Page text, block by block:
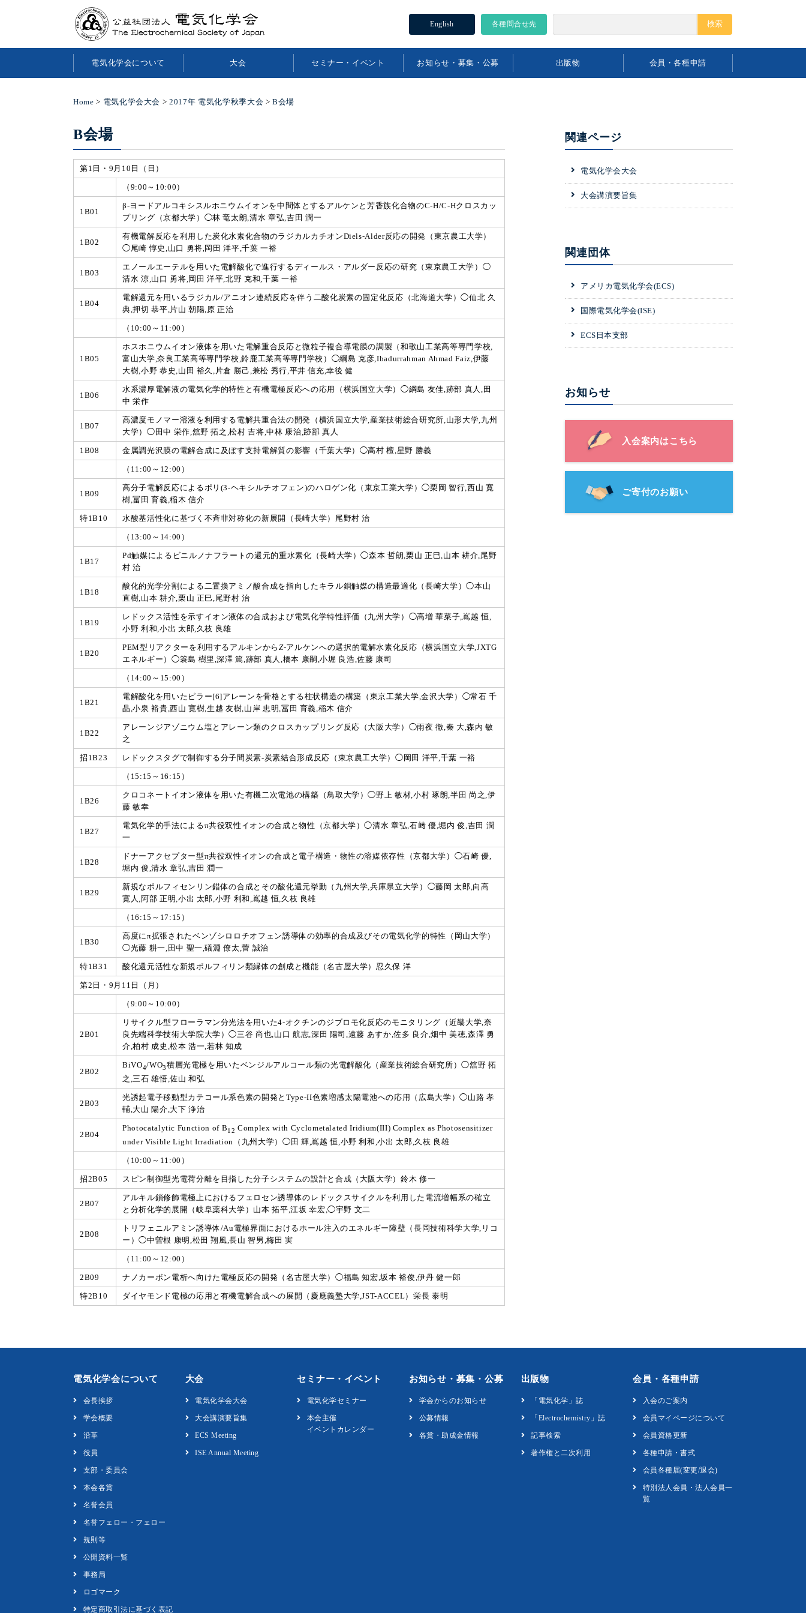
English 各種問合せ先
電気化学会について 大会 セミナー・イベント お知らせ・募集・公募 出版物 会員・各種申請
Home > 電気化学会大会 >2017年 電気化学秋季大会 >B会場
B会場
第1日・9月10日（日）
（9:00～10:00）
1B01
β-ヨードアルコキシスルホニウムイオンを中間体とするアルケンと芳香族化合物のC-H/C-Hクロスカッ
プリング（京都大学）◯林 竜太朗,清水 章弘,吉田 潤一
1B02
有機電解反応を利用した炭化水素化合物のラジカルカチオンDiels-Alder反応の開発（東京農工大学）
◯尾崎 惇史,山口 勇将,岡田 洋平,千葉 一裕
1B03
エノールエーテルを用いた電解酸化で進行するディールス・アルダー反応の研究（東京農工大学）◯
清水 涼,山口 勇将,岡田 洋平,北野 克和,千葉 一裕
1B04
電解還元を用いるラジカル/アニオン連続反応を伴う二酸化炭素の固定化反応（北海道大学）◯仙北 久
典,押切 恭平,片山 朝陽,原 正治
（10:00～11:00）
1B05
ホスホニウムイオン液体を用いた電解重合反応と微粒子複合導電膜の調製（和歌山工業高等専門学校,
富山大学,奈良工業高等専門学校,鈴鹿工業高等専門学校）◯綱島 克彦,Ibadurrahman Ahmad Faiz,伊藤
大樹,小野 恭史,山田 裕久,片倉 勝己,兼松 秀行,平井 信充,幸後 健
1B06
水系濃厚電解液の電気化学的特性と有機電極反応への応用（横浜国立大学）◯綱島 友佳,跡部 真人,田
中 栄作
1B07
高濃度モノマー溶液を利用する電解共重合法の開発（横浜国立大学,産業技術総合研究所,山形大学,九州
大学）◯田中 栄作,舘野 拓之,松村 吉将,中林 康治,跡部 真人
1B08 金属調光沢膜の電解合成に及ぼす支持電解質の影響（千葉大学）◯高村 檀,星野 勝義
（11:00～12:00）
1B09
高分子電解反応によるポリ(3-ヘキシルチオフェン)のハロゲン化（東京工業大学）◯栗岡 智行,西山 寛
樹,冨田 育義,稲木 信介
特1B10 水酸基活性化に基づく不斉非対称化の新展開（長崎大学）尾野村 治
（13:00～14:00）
1B17
Pd触媒によるビニルノナフラートの還元的重水素化（長崎大学）◯森本 哲朗,栗山 正巳,山本 耕介,尾野
村 治
1B18
酸化的光学分割による二置換アミノ酸合成を指向したキラル銅触媒の構造最適化（長崎大学）◯本山
直樹,山本 耕介,栗山 正巳,尾野村 治
1B19
レドックス活性を示すイオン液体の合成および電気化学特性評価（九州大学）◯高増 華菜子,嶌越 恒,
小野 利和,小出 太郎,久枝 良雄
1B20
PEM型リアクターを利用するアルキンから Z-アルケンへの選択的電解水素化反応（横浜国立大学,JXTG
エネルギー）◯簑島 樹里,深澤 篤,跡部 真人,橋本 康嗣,小堀 良浩,佐藤 康司
（14:00～15:00）
1B21
電解酸化を用いたピラー[6]アレーンを骨格とする柱状構造の構築（東京工業大学,金沢大学）◯常石 千
晶,小泉 裕貴,西山 寛樹,生越 友樹,山岸 忠明,冨田 育義,稲木 信介
1B22
アレーンジアゾニウム塩とアレーン類のクロスカップリング反応（大阪大学）◯雨夜 徹,秦 大,森内 敏
之
招1B23 レドックスタグで制御する分子間炭素-炭素結合形成反応（東京農工大学）◯岡田 洋平,千葉 一裕
（15:15～16:15）
1B26
クロコネートイオン液体を用いた有機二次電池の構築（鳥取大学）◯野上 敏材,小村 琢朗,半田 尚之,伊
藤 敏幸
1B27
電気化学的手法によるπ共役双性イオンの合成と物性（京都大学）◯清水 章弘,石﨑 優,堀内 俊,吉田 潤
一
1B28
ドナーアクセプター型π共役双性イオンの合成と電子構造・物性の溶媒依存性（京都大学）◯石崎 優,
堀内 俊,清水 章弘,吉田 潤一
1B29
新規なポルフィセンリン錯体の合成とその酸化還元挙動（九州大学,兵庫県立大学）◯藤岡 太郎,向高
寛人,阿部 正明,小出 太郎,小野 利和,嶌越 恒,久枝 良雄
（16:15～17:15）
1B30
高度にπ拡張されたベンゾシロロチオフェン誘導体の効率的合成及びその電気化学的特性（岡山大学）
◯光藤 耕一,田中 聖一,礒淵 僚太,菅 誠治
特1B31 酸化還元活性な新規ポルフィリン類縁体の創成と機能（名古屋大学）忍久保 洋
第2日・9月11日（月）
（9:00～10:00）
2B01
リサイクル型フローラマン分光法を用いた4-オクチンのジブロモ化反応のモニタリング（近畿大学,奈
良先端科学技術大学院大学）◯三谷 尚也,山口 航志,深田 陽司,遠藤 あすか,佐多 良介,畑中 美穂,森澤 勇
介,柏村 成史,松本 浩一,若林 知成
2B02
BiVO4/WO3積層光電極を用いたベンジルアルコール類の光電解酸化（産業技術総合研究所）◯舘野 拓
之,三石 雄悟,佐山 和弘
2B03
光誘起電子移動型カテコール系色素の開発とType-II色素増感太陽電池への応用（広島大学）◯山路 孝
輔,大山 陽介,大下 浄治
2B04
Photocatalytic Function of B12 Complex with Cyclometalated Iridium(III) Complex as Photosensitizer
under Visible Light Irradiation（九州大学）◯田 輝,嶌越 恒,小野 利和,小出 太郎,久枝 良雄
（10:00～11:00）
招2B05 スピン制御型光電荷分離を目指した分子システムの設計と合成（大阪大学）鈴木 修一
2B07
アルキル鎖修飾電極上におけるフェロセン誘導体のレドックスサイクルを利用した電流増幅系の確立
と分析化学的展開（岐阜薬科大学）山本 拓平,江坂 幸宏,◯宇野 文二
2B08
トリフェニルアミン誘導体/Au電極界面におけるホール注入のエネルギー障壁（長岡技術科学大学,リコ
ー）◯中曽根 康明,松田 翔風,長山 智男,梅田 実
（11:00～12:00）
2B09 ナノカーボン電析へ向けた電極反応の開発（名古屋大学）◯福島 知宏,坂本 裕俊,伊丹 健一郎
特2B10 ダイヤモンド電極の応用と有機電解合成への展開（慶應義塾大学,JST-ACCEL）栄長 泰明
関連ページ
電気化学会大会
大会講演要旨集
関連団体
アメリカ電気化学会(ECS)
国際電気化学会(ISE)
ECS日本支部
お知らせ
入会案内はこちら
ご寄付のお願い
電気化学会について
会長挨拶
学会概要
沿革
役員
支部・委員会
本会各賞
名誉会員
名誉フェロー・フェロー
規則等
公開資料一覧
事務局
ロゴマーク
特定商取引法に基づく表記
大会
電気化学会大会
大会講演要旨集
ECS Meeting
ISE Annual Meeting
セミナー・イベント
電気化学セミナー
本会主催
イベントカレンダー
お知らせ・募集・公募
学会からのお知らせ
公募情報
各賞・助成金情報
出版物
「電気化学」誌
「Electrochemistry」誌
記事検索
著作権と二次利用
会員・各種申請
入会のご案内
会員マイページについて
会員資格更新
各種申請・書式
会員各種届(変更/退会)
特別法人会員・法人会員一
覧